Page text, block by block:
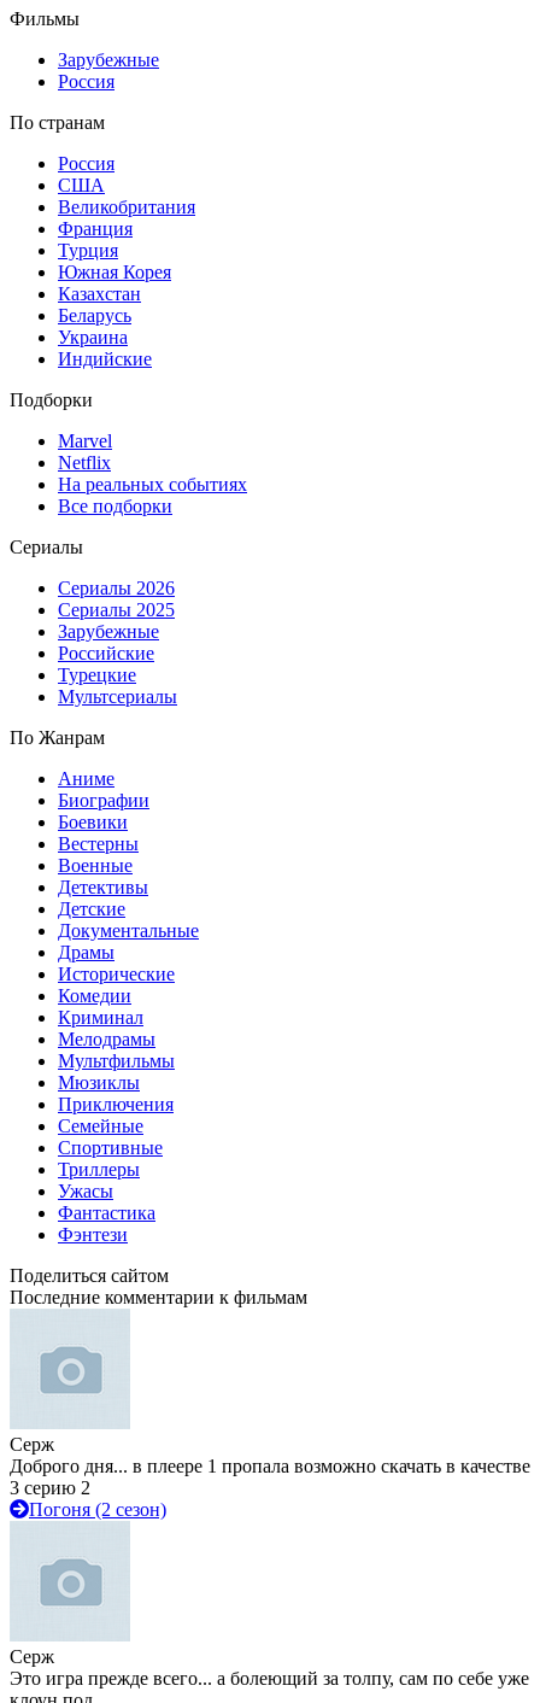
Фильмы
Зарубежные
Россия
По странам
Россия
США
Великобритания
Франция
Турция
Южная Корея
Казахстан
Беларусь
Украина
Индийские
Подборки
Marvel
Netflix
На реальных событиях
Все подборки
Сериалы
Сериалы 2026
Сериалы 2025
Зарубежные
Российские
Турецкие
Мультсериалы
По Жанрам
Аниме
Биографии
Боевики
Вестерны
Военные
Детективы
Детские
Документальные
Драмы
Исторические
Комедии
Криминал
Мелодрамы
Мультфильмы
Мюзиклы
Приключения
Семейные
Спортивные
Триллеры
Ужасы
Фантастика
Фэнтези
Поделиться сайтом
Последние комментарии к фильмам
Серж
Доброго дня... в плеере 1 пропала возможно скачать в качестве
3 серию 2
Погоня (2 сезон)
Серж
Это игра прежде всего... а болеющий за толпу, сам по себе уже